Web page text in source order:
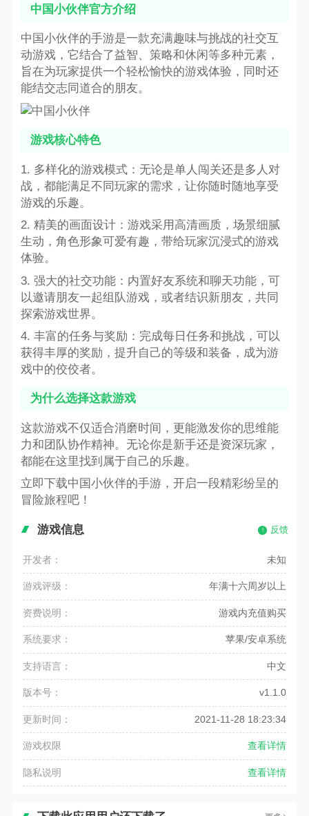
中国小伙伴官方介绍
中国小伙伴的手游是一款充满趣味与挑战的社交互
动游戏，它结合了益智、策略和休闲等多种元素，
旨在为玩家提供一个轻松愉快的游戏体验，同时还
能结交志同道合的朋友。
游戏核心特色
1. 多样化的游戏模式：无论是单人闯关还是多人对
战，都能满足不同玩家的需求，让你随时随地享受
游戏的乐趣。
2. 精美的画面设计：游戏采用高清画质，场景细腻
生动，角色形象可爱有趣，带给玩家沉浸式的游戏
体验。
3. 强大的社交功能：内置好友系统和聊天功能，可
以邀请朋友一起组队游戏，或者结识新朋友，共同
探索游戏世界。
4. 丰富的任务与奖励：完成每日任务和挑战，可以
获得丰厚的奖励，提升自己的等级和装备，成为游
戏中的佼佼者。
为什么选择这款游戏
这款游戏不仅适合消磨时间，更能激发你的思维能
力和团队协作精神。无论你是新手还是资深玩家，
都能在这里找到属于自己的乐趣。
立即下载中国小伙伴的手游，开启一段精彩纷呈的
冒险旅程吧！
游戏信息 反馈
开发者： 未知
游戏评级： 年满十六周岁以上
资费说明： 游戏内充值购买
系统要求： 苹果/安卓系统
支持语言： 中文
版本号： v1.1.0
更新时间： 2021-11-28 18:23:34
游戏权限 查看详情
隐私说明 查看详情